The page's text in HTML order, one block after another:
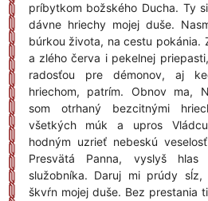
príbytkom božského Ducha. Ty
dávne hriechy mojej duše.
búrkou života, na cestu pokánia.
a zlého červa i pekelnej
radosťou pre démonov, aj
hriechom, patrím. Obnov ma,
som otrhaný bezcitnými
všetkých múk a upros
hodným uzrieť nebeskú
Presvätá Panna, vyslyš hlas
služobníka. Daruj mi prúdy sĺz,
škvŕn mojej duše. Bez prestania